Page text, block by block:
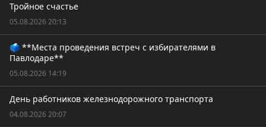
Тройное счастье
05.08.2026 20:13
🗳️ **Места проведения встреч с избирателями в
Павлодаре**
05.08.2026 14:19
День работников железнодорожного транспорта
04.08.2026 20:07